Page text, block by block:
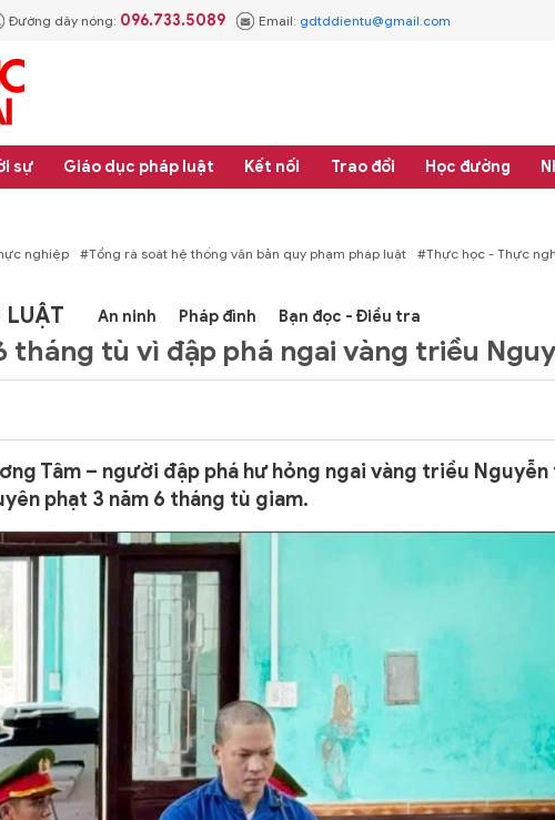
Đường dây nóng: 096.733.5089 Email: gdtddientu@gmail.com
sự Giáo dục pháp luật Kết nối Trao đổi Học đường
thống văn bản quy phạm pháp luật #Thực học - Thực nghiệp #Tổng rà soát hệ
LUẬT An ninh Pháp đình Bạn đọc - Điều tra
tháng tù vì đập phá ngai vàng triều
Tâm – người đập phá hư hỏng ngai vàng triều
phạt 3 năm 6 tháng tù giam.